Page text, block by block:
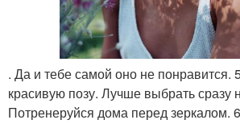
. Да и тебе самой оно не понравится.
красивую позу. Лучше выбрать сразу
Потренеруйся дома перед зеркалом.